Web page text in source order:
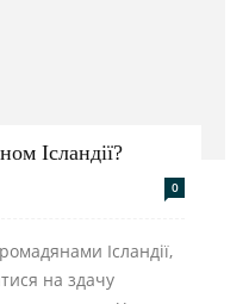
Ісландії?
0
Ісландії,
на здачу